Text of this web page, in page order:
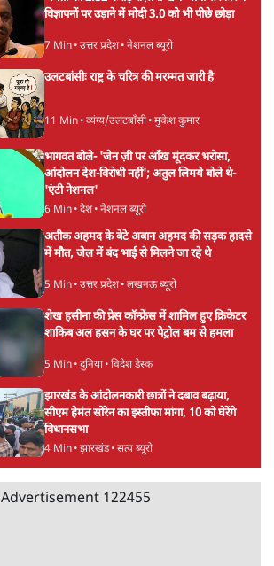
विज्ञापनों पर उड़ाने में मोदी 3.0 को भी पीछे छोड़ा
7 Min• उत्तर प्रदेश• नेशनल ब्यूरो
उलटबांसीः राष्ट्र के चरित्र की मरम्मत जारी है
11 Min• व्यंग्य/उलटबाँसी• मुकेश कुमार
भागवत बोले- 'जेन ज़ी पर आँख मूंदकर भरोसा,
आंदोलन देश-विरोधी नहीं'; अतुल लिमये बोले थे-
'एंटी नेशनल'
6 Min• देश• नेशनल ब्यूरो
अतीक अहमद के बेटे अबान अहमद की सड़क हादसे
में मौत, जेल में बंद भाई से मिलने जा रहे थे
5 Min• उत्तर प्रदेश• लखनऊ ब्यूरो
शेख हसीना की प्रेस कॉन्फ्रेंस में शामिल हुए क्रिकेटर
शाकिब अल हसन के घर पर पेट्रोल बम से हमला
5 Min• दुनिया• विदेश डेस्क
झारखंड के आंदोलनकारी छात्रों ने दबाव बढ़ाया,
सीएम हेमंत सोरेन का इस्तीफा मांगा, 10 को घेरेंगे
विधानसभा
4 Min• झारखंड• सत्य ब्यूरो
Advertisement 122455